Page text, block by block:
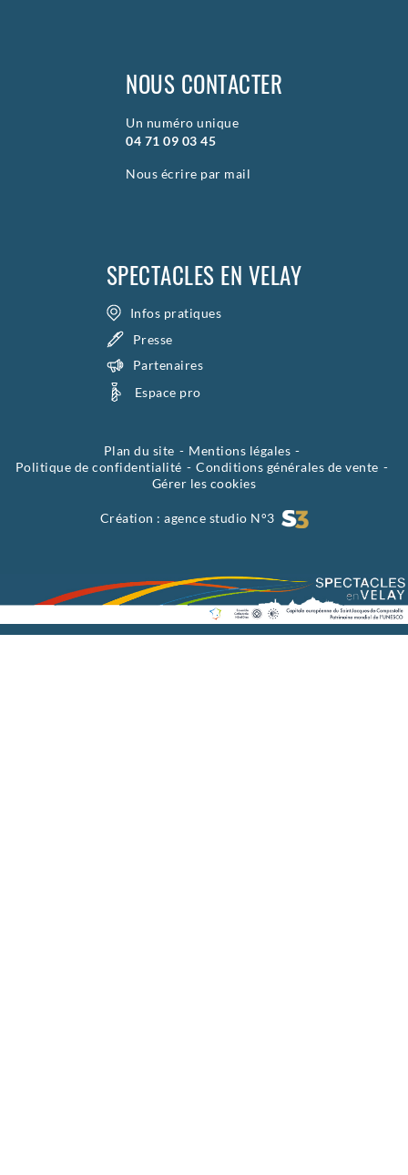
NOUS CONTACTER
Un numéro unique
04 71 09 03 45
Nous écrire par mail
SPECTACLES EN VELAY
Infos pratiques
Presse
Partenaires
Espace pro
Plan du site
Mentions légales
Politique de confidentialité
Conditions générales de vente
Gérer les cookies
Création : agence studio N°3